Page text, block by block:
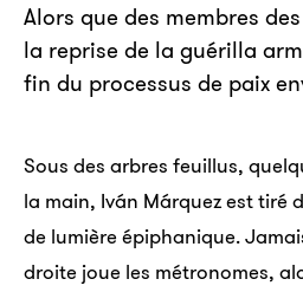
Alors que des membres
la reprise de la guérilla
fin du processus de paix
Sous des arbres feuillus,
la main, Iván Márquez est tiré
de lumière épiphanique.
droite joue les métronomes,